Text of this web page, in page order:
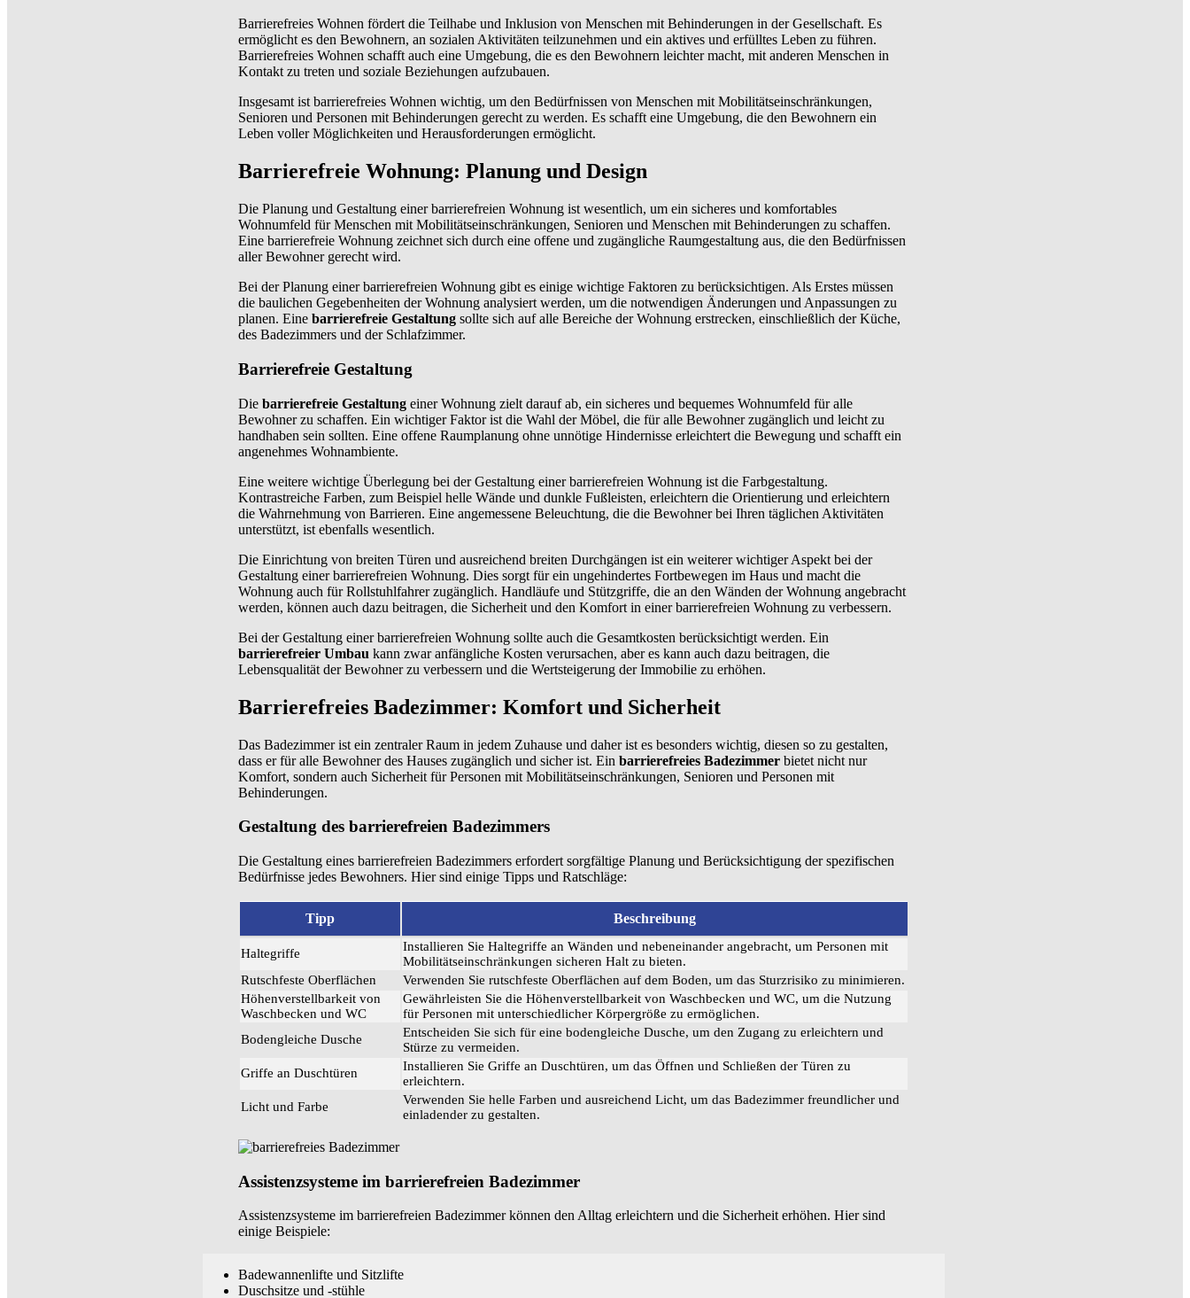
Barrierefreies Wohnen fördert die Teilhabe und Inklusion von Menschen mit Behinderungen in der Gesellschaft. Es
ermöglicht es den Bewohnern, an sozialen Aktivitäten teilzunehmen und ein aktives und erfülltes Leben zu führen.
Barrierefreies Wohnen schafft auch eine Umgebung, die es den Bewohnern leichter macht, mit anderen Menschen in
Kontakt zu treten und soziale Beziehungen aufzubauen.
Insgesamt ist barrierefreies Wohnen wichtig, um den Bedürfnissen von Menschen mit Mobilitätseinschränkungen,
Senioren und Personen mit Behinderungen gerecht zu werden. Es schafft eine Umgebung, die den Bewohnern ein
Leben voller Möglichkeiten und Herausforderungen ermöglicht.
Barrierefreie Wohnung: Planung und Design
Die Planung und Gestaltung einer barrierefreien Wohnung ist wesentlich, um ein sicheres und komfortables
Wohnumfeld für Menschen mit Mobilitätseinschränkungen, Senioren und Menschen mit Behinderungen zu schaffen.
Eine barrierefreie Wohnung zeichnet sich durch eine offene und zugängliche Raumgestaltung aus, die den Bedürfnissen
aller Bewohner gerecht wird.
Bei der Planung einer barrierefreien Wohnung gibt es einige wichtige Faktoren zu berücksichtigen. Als Erstes müssen
die baulichen Gegebenheiten der Wohnung analysiert werden, um die notwendigen Änderungen und Anpassungen zu
planen. Eine barrierefreie Gestaltung sollte sich auf alle Bereiche der Wohnung erstrecken, einschließlich der Küche,
des Badezimmers und der Schlafzimmer.
Barrierefreie Gestaltung
Die barrierefreie Gestaltung einer Wohnung zielt darauf ab, ein sicheres und bequemes Wohnumfeld für alle
Bewohner zu schaffen. Ein wichtiger Faktor ist die Wahl der Möbel, die für alle Bewohner zugänglich und leicht zu
handhaben sein sollten. Eine offene Raumplanung ohne unnötige Hindernisse erleichtert die Bewegung und schafft ein
angenehmes Wohnambiente.
Eine weitere wichtige Überlegung bei der Gestaltung einer barrierefreien Wohnung ist die Farbgestaltung.
Kontrastreiche Farben, zum Beispiel helle Wände und dunkle Fußleisten, erleichtern die Orientierung und erleichtern
die Wahrnehmung von Barrieren. Eine angemessene Beleuchtung, die die Bewohner bei Ihren täglichen Aktivitäten
unterstützt, ist ebenfalls wesentlich.
Die Einrichtung von breiten Türen und ausreichend breiten Durchgängen ist ein weiterer wichtiger Aspekt bei der
Gestaltung einer barrierefreien Wohnung. Dies sorgt für ein ungehindertes Fortbewegen im Haus und macht die
Wohnung auch für Rollstuhlfahrer zugänglich. Handläufe und Stützgriffe, die an den Wänden der Wohnung angebracht
werden, können auch dazu beitragen, die Sicherheit und den Komfort in einer barrierefreien Wohnung zu verbessern.
Bei der Gestaltung einer barrierefreien Wohnung sollte auch die Gesamtkosten berücksichtigt werden. Ein
barrierefreier Umbau kann zwar anfängliche Kosten verursachen, aber es kann auch dazu beitragen, die
Lebensqualität der Bewohner zu verbessern und die Wertsteigerung der Immobilie zu erhöhen.
Barrierefreies Badezimmer: Komfort und Sicherheit
Das Badezimmer ist ein zentraler Raum in jedem Zuhause und daher ist es besonders wichtig, diesen so zu gestalten,
dass er für alle Bewohner des Hauses zugänglich und sicher ist. Ein barrierefreies Badezimmer bietet nicht nur
Komfort, sondern auch Sicherheit für Personen mit Mobilitätseinschränkungen, Senioren und Personen mit
Behinderungen.
Gestaltung des barrierefreien Badezimmers
Die Gestaltung eines barrierefreien Badezimmers erfordert sorgfältige Planung und Berücksichtigung der spezifischen
Bedürfnisse jedes Bewohners. Hier sind einige Tipps und Ratschläge:
Tipp Beschreibung
Haltegriffe
Installieren Sie Haltegriffe an Wänden und nebeneinander angebracht, um Personen mit
Mobilitätseinschränkungen sicheren Halt zu bieten.
Rutschfeste Oberflächen
Verwenden Sie rutschfeste Oberflächen auf dem Boden, um das Sturzrisiko zu minimieren.
Höhenverstellbarkeit von
Waschbecken und WC
Gewährleisten Sie die Höhenverstellbarkeit von Waschbecken und WC, um die Nutzung
für Personen mit unterschiedlicher Körpergröße zu ermöglichen.
Bodengleiche Dusche
Entscheiden Sie sich für eine bodengleiche Dusche, um den Zugang zu erleichtern und
Stürze zu vermeiden.
Griffe an Duschtüren
Installieren Sie Griffe an Duschtüren, um das Öffnen und Schließen der Türen zu
erleichtern.
Licht und Farbe
Verwenden Sie helle Farben und ausreichend Licht, um das Badezimmer freundlicher und
einladender zu gestalten.
Assistenzsysteme im barrierefreien Badezimmer
Assistenzsysteme im barrierefreien Badezimmer können den Alltag erleichtern und die Sicherheit erhöhen. Hier sind
einige Beispiele:
Badewannenlifte und Sitzlifte
Duschsitze und -stühle